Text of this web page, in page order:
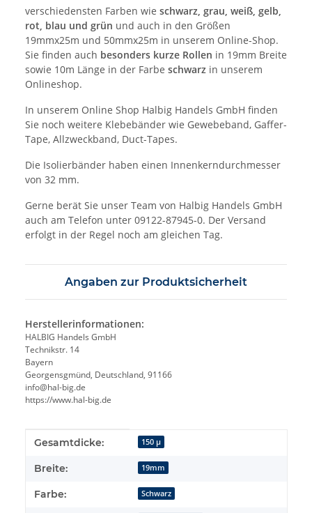
verschiedensten Farben wie schwarz, grau, weiß, gelb,
rot, blau und grün und auch in den Größen
19mmx25m und 50mmx25m in unserem Online-Shop.
Sie finden auch besonders kurze Rollen in 19mm Breite
sowie 10m Länge in der Farbe schwarz in unserem
Onlineshop.
In unserem Online Shop Halbig Handels GmbH finden
Sie noch weitere Klebebänder wie Gewebeband, Gaffer-
Tape, Allzweckband, Duct-Tapes.
Die Isolierbänder haben einen Innenkerndurchmesser
von 32 mm.
Gerne berät Sie unser Team von Halbig Handels GmbH
auch am Telefon unter 09122-87945-0. Der Versand
erfolgt in der Regel noch am gleichen Tag.
Angaben zur Produktsicherheit
Herstellerinformationen:
HALBIG Handels GmbH
Technikstr. 14
Bayern
Georgensgmünd, Deutschland, 91166
info@hal-big.de
https://www.hal-big.de
Produkteigenschaft
Wert
Gesamtdicke: 150 µ
Breite: 19mm
Farbe: Schwarz